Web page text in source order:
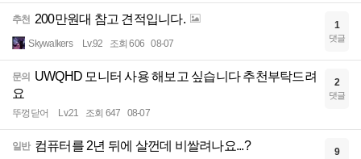
추천 200만원대 참고 견적입니다.
Skywalkers Lv.92 조회 606 08-07
1
댓글
문의
UWQHD 모니터 사용 해보고 싶습니다 추천부탁드려
요
뚜껑닫어 Lv.21 조회 647 08-07
2
댓글
일반 컴퓨터를 2년 뒤에 살껀데 비쌀려나요...? 9